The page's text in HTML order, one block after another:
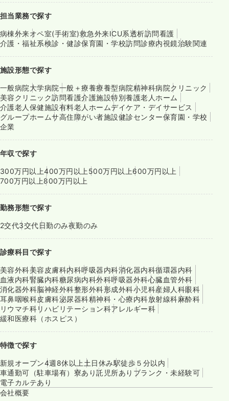
担当業務で探す
病棟外来オペ室(手術室)救急外来ICU系透析訪問看護
介護・福祉系検診・健診保育園・学校訪問診療内視鏡治験関連
施設形態で探す
一般病院大学病院一般＋療養療養型病院精神科病院クリニック
美容クリニック訪問看護介護施設特別養護老人ホーム
介護老人保健施設有料老人ホームデイケア・デイサービス
グループホームサ高住障がい者施設健診センター保育園・学校
企業
年収で探す
300万円以上400万円以上 500万円以上600万円以上
700万円以上800万円以上
勤務形態で探す
2交代3交代日勤のみ夜勤のみ
診療科目で探す
美容外科美容皮膚科内科呼吸器内科消化器内科循環器内科
血液内科腎臓内科糖尿病内科外科呼吸器外科心臓血管外科
消化器外科脳神経外科整形外科形成外科小児科産婦人科眼科
耳鼻咽喉科皮膚科泌尿器科精神科・心療内科放射線科麻酔科
リウマチ科リハビリテーション科アレルギー科
緩和医療科（ホスピス）
特徴で探す
新規オープン4週8休以上 土日休み駅徒歩５分以内
車通勤可（駐車場有） 寮あり託児所あり ブランク・未経験可
電子カルテあり
会社概要